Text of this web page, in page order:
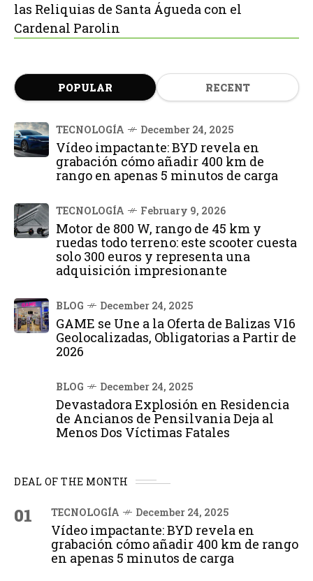
las Reliquias de Santa Águeda con el
Cardenal Parolin
POPULAR RECENT
TECNOLOGÍA December 24, 2025
Vídeo impactante: BYD revela en
grabación cómo añadir 400 km de
rango en apenas 5 minutos de carga
TECNOLOGÍA February 9, 2026
Motor de 800 W, rango de 45 km y
ruedas todo terreno: este scooter cuesta
solo 300 euros y representa una
adquisición impresionante
BLOG December 24, 2025
GAME se Une a la Oferta de Balizas V16
Geolocalizadas, Obligatorias a Partir de
2026
BLOG December 24, 2025
Devastadora Explosión en Residencia
de Ancianos de Pensilvania Deja al
Menos Dos Víctimas Fatales
DEAL OF THE MONTH
01 TECNOLOGÍA December 24, 2025
Vídeo impactante: BYD revela en
grabación cómo añadir 400 km de rango
en apenas 5 minutos de carga